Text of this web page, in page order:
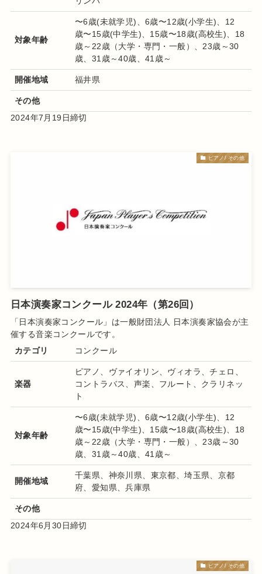
対象年齢
〜6歳(未就学児)、6歳〜12歳(小学生)、12
歳〜15歳(中学生)、15歳〜18歳(高校生)、18
歳～22歳（大学・専門・一般）、23歳～30
歳、31歳～40歳、41歳～
開催地域 福井県
その他
2024年7月19日締切
ピアノ/ その他
日本演奏家コンクール 2024年（第26回）
「日本演奏家コンクール 」は一般財団法人 日本演奏家協会が主
催する音楽コンクールです 。
カテゴリ
コンクール
楽器
ピアノ、ヴァイオリン、ヴィオラ、チェロ、
コントラバス、 声楽、フルート、クラリネッ
ト
対象年齢
〜6歳(未就学児)、6歳〜12歳(小学生)、12
歳〜15歳(中学生)、15歳〜18歳(高校生)、18
歳～22歳（大学・専門・一般）、23歳～30
歳、31歳～40歳、41歳～
開催地域
千葉県、神奈川県、東京都、埼玉県、京都
府、愛知県、兵庫県
その他
2024年6月30日締切
ピアノ/ その他